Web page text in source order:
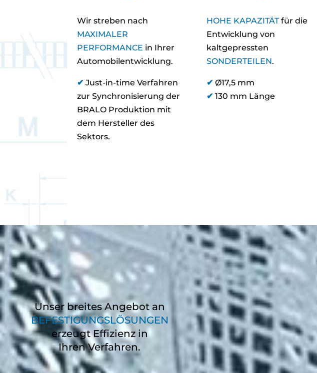
Wir streben nach
MAXIMALER
PERFORMANCE in Ihrer
Automobilentwicklung.
✔ Just-in-time Verfahren
zur Synchronisierung der
BRALO Produktion mit
dem Hersteller des
Sektors.
HOHE KAPAZITÄTfür die
Entwicklung von
kaltgepressten
SONDERTEILEN.
✔ Ø17,5 mm
✔ 130 mm Länge
Unser breites Angebot an
BEFESTIGUNGSLÖSUNGEN
erzeugt Effizienz in
Ihren Verfahren.